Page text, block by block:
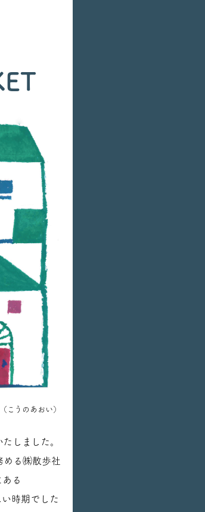
こうのあおい）
しました。
める㈱散歩社
る
時期でした